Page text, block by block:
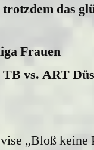
das
Frauen
vs. ART
„Bloß keine